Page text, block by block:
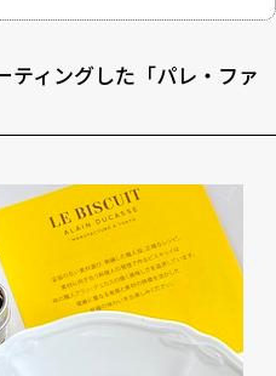
ティングした「パレ・ファ